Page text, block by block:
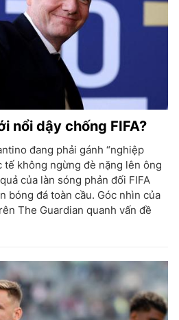
nổi dậy chống FIFA?
đang phải gánh “nghiệp
tế không ngừng đè nặng lên ông
của làn sóng phản đối FIFA
bóng đá toàn cầu. Góc nhìn của
The Guardian quanh vấn đề